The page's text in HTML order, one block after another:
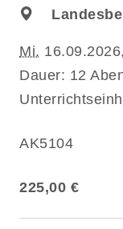
Mi.
Dauer: 12
AK5104
225,00 €